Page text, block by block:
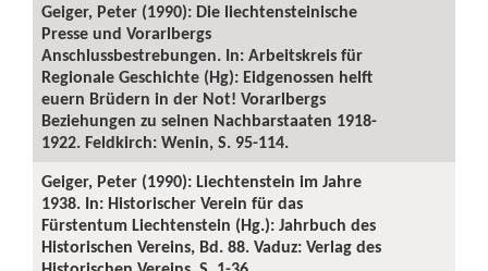
Geiger, Peter (1990): Die liechtensteinische
Presse und Vorarlbergs
Anschlussbestrebungen. In: Arbeitskreis für
Regionale Geschichte (Hg): Eidgenossen helft
euern Brüdern in der Not! Vorarlbergs
Beziehungen zu seinen Nachbarstaaten 1918-
1922. Feldkirch: Wenin, S. 95-114.
Geiger, Peter (1990): Liechtenstein im Jahre
1938. In: Historischer Verein für das
Fürstentum Liechtenstein (Hg.): Jahrbuch des
Historischen Vereins, Bd. 88. Vaduz: Verlag des